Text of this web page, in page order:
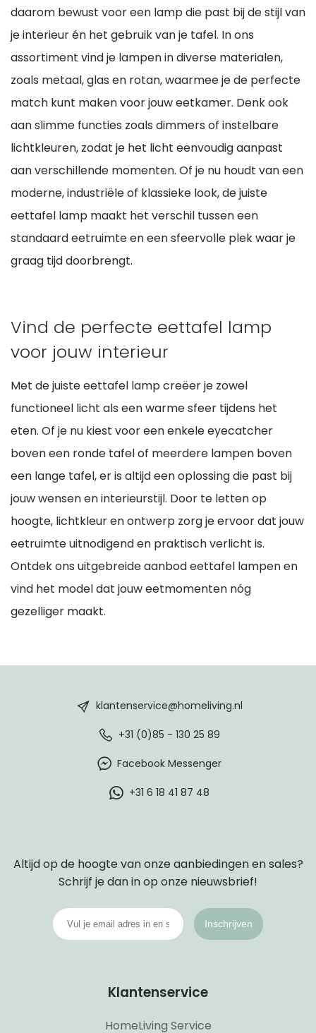
Ga dan voor een strak geometrisch design. Dimbare
lampen bieden flexibiliteit voor zowel functioneel als
sfeervol licht.
daarom bewust voor een lamp die past bij de stijl van
je interieur én het gebruik van je tafel. In ons
assortiment vind je lampen in diverse materialen,
zoals metaal, glas en rotan, waarmee je de perfecte
match kunt maken voor jouw eetkamer. Denk ook
aan slimme functies zoals dimmers of instelbare
lichtkleuren, zodat je het licht eenvoudig aanpast
aan verschillende momenten. Of je nu houdt van een
moderne, industriële of klassieke look, de juiste
eettafel lamp maakt het verschil tussen een
standaard eetruimte en een sfeervolle plek waar je
graag tijd doorbrengt.
Vind de perfecte eettafel lamp
voor jouw interieur
Met de juiste eettafel lamp creëer je zowel
functioneel licht als een warme sfeer tijdens het
eten. Of je nu kiest voor een enkele eyecatcher
boven een ronde tafel of meerdere lampen boven
een lange tafel, er is altijd een oplossing die past bij
jouw wensen en interieurstijl. Door te letten op
hoogte, lichtkleur en ontwerp zorg je ervoor dat jouw
eetruimte uitnodigend en praktisch verlicht is.
Ontdek ons uitgebreide aanbod eettafel lampen en
vind het model dat jouw eetmomenten nóg
gezelliger maakt.
klantenservice@homeliving.nl
+31 (0)85 - 130 25 89
Facebook Messenger
+31 6 18 41 87 48
Altijd op de hoogte van onze aanbiedingen en sales?
Schrijf je dan in op onze nieuwsbrief!
Inschrijven
Klantenservice
HomeLiving Service